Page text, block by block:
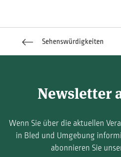
Sehenswürdigkeiten
Newsletter
Wenn Sie über die aktuellen
in Bled und Umgebung
abonnieren Sie